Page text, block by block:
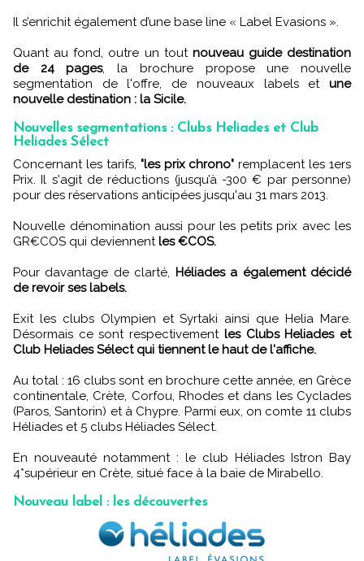
Il s’enrichit également d’une base line « Label Evasions ».
Quant au fond, outre un tout nouveau guide destination
de 24 pages, la brochure propose une nouvelle
segmentation de l'offre, de nouveaux labels et une
nouvelle destination : la Sicile.
Nouvelles segmentations : Clubs Heliades et Club
Heliades Sélect
Concernant les tarifs, "les prix chrono" remplacent les 1ers
Prix. Il s'agit de réductions (jusqu’à -300 € par personne)
pour des réservations anticipées jusqu'au 31 mars 2013.
Nouvelle dénomination aussi pour les petits prix avec les
GR€COS qui deviennentles €COS.
Pour davantage de clarté, Héliades a également décidé
de revoir ses labels.
Exit les clubs Olympien et Syrtaki ainsi que Helia Mare.
Désormais ce sont respectivement les Clubs Heliades et
Club Heliades Sélect qui tiennent le haut de l'affiche.
Au total : 16 clubs sont en brochure cette année, en Grèce
continentale, Crète, Corfou, Rhodes et dans les Cyclades
(Paros, Santorin) et à Chypre. Parmi eux, on comte 11 clubs
Héliades et 5 clubs Héliades Sélect.
En nouveauté notamment : le club Héliades Istron Bay
4*supérieur en Crète, situé face à la baie de Mirabello.
Nouveau label : les découvertes